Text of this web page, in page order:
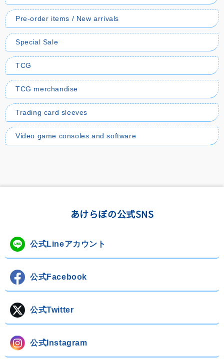
Pre-order items / New arrivals
Special Sale
TCG
TCG merchandise
Trading card sleeves
Video game consoles and software
あけらぼの公式SNS
公式Lineアカウント
公式Facebook
公式Twitter
公式Instagram